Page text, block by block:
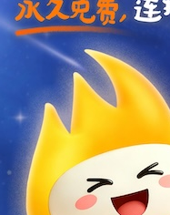
网页版登录入口
bitznet hidecat i7加速器
kuai500
snap加速器 vp加速器
中信加速器
云速加速器
哔咔哔咔加速器 喵云 回锅肉加速器
小明加速器 小蓝鸟加速器
布谷vp加速器
心阶云 快连 怎么上外网
易飞加速器
机场加速器 松果云 梯子加速器